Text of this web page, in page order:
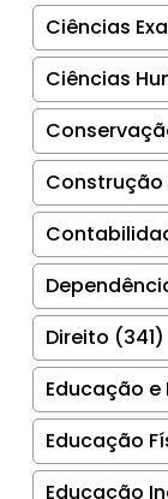
Ciências
Ciências
Construção
Direito (341)
Educação
Educação
Educação